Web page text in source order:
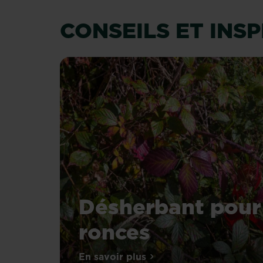
CONSEILS ET
Désherbant pour
ronces
Les
En savoir plus